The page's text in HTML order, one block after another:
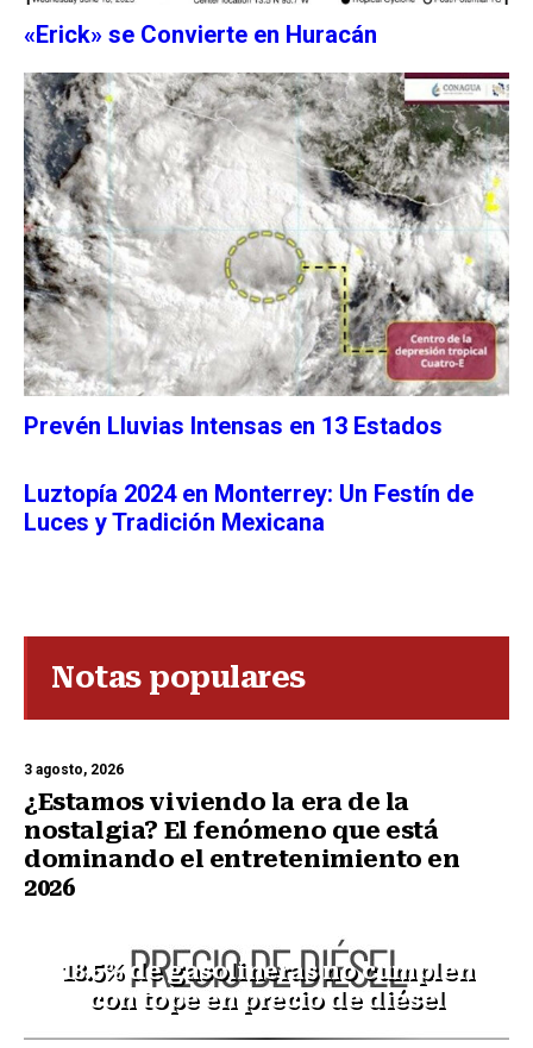
«Erick» se Convierte en Huracán
Prevén Lluvias Intensas en 13 Estados
Luztopía 2024 en Monterrey: Un Festín de
Luces y Tradición Mexicana
Notas populares
3 agosto, 2026
¿Estamos viviendo la era de la
nostalgia? El fenómeno que está
dominando el entretenimiento en
2026
18.5% de gasolineras no cumplen
con tope en precio de diésel